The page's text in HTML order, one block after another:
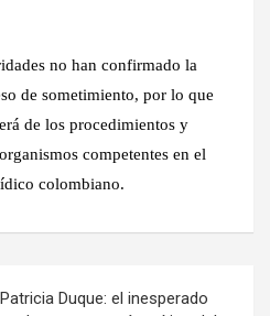
no han confirmado la
de sometimiento, por lo que
de los procedimientos y
competentes en el
colombiano.
Duque: el inesperado